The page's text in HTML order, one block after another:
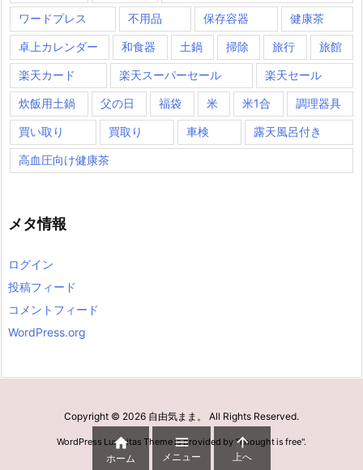
ワードプレス 不用品 保存容器 健康茶
卓上カレンダー 和食器 土鍋 掃除 旅行 旅館
楽天カード 楽天スーパーセール 楽天セール
炊飯用土鍋 父の日 福袋 米 米1合 調理器具
買い取り 買取り 車検 露天風呂付き
高血圧向け健康茶
メタ情報
ログイン
投稿フィード
コメントフィード
WordPress.org
Copyright © 2026 自由気まま。 All Rights Reserved.
WordPress Luxeritas Theme is provided by "Thought is free".

ホーム

メニュー

上へ